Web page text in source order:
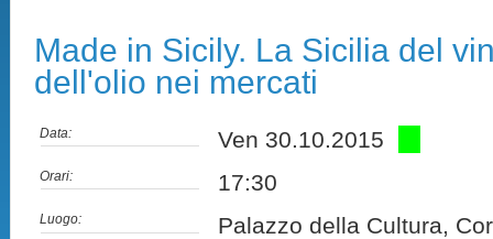
Made in Sicily. La Sicilia del
dell'olio nei mercati
Data: Ven 30.10.2015
Orari: 17:30
Luogo: Palazzo della Cultura,